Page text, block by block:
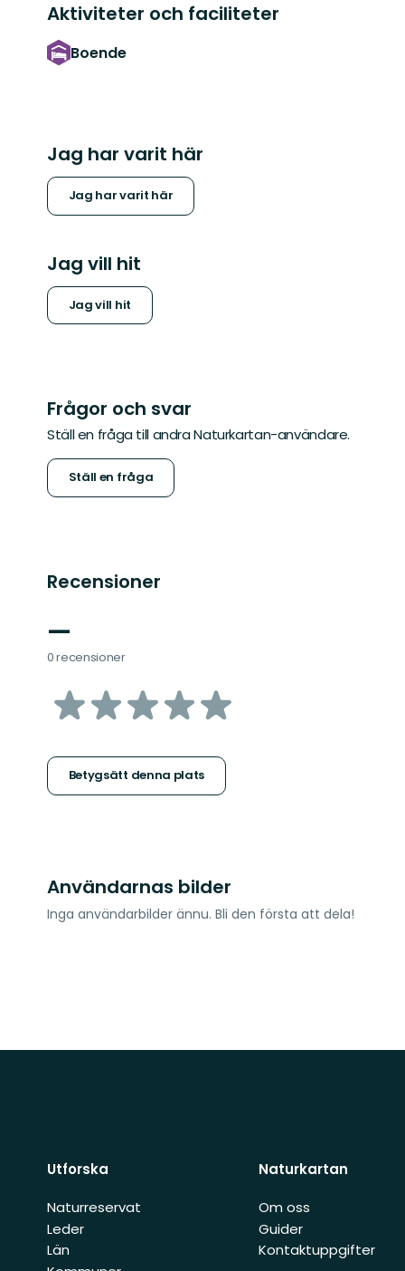
Aktiviteter och faciliteter
Boende
Jag har varit här
Jag har varit här
Jag vill hit
Jag vill hit
Frågor och svar
Ställ en fråga till andra Naturkartan-användare.
Ställ en fråga
Recensioner
—
0 recensioner
av
stjärnor
Betygsätt denna plats
Användarnas bilder
Inga användarbilder ännu. Bli den första att dela!
Utforska
Naturreservat
Leder
Län
Naturkartan
Om oss
Guider
Kontaktuppgifter